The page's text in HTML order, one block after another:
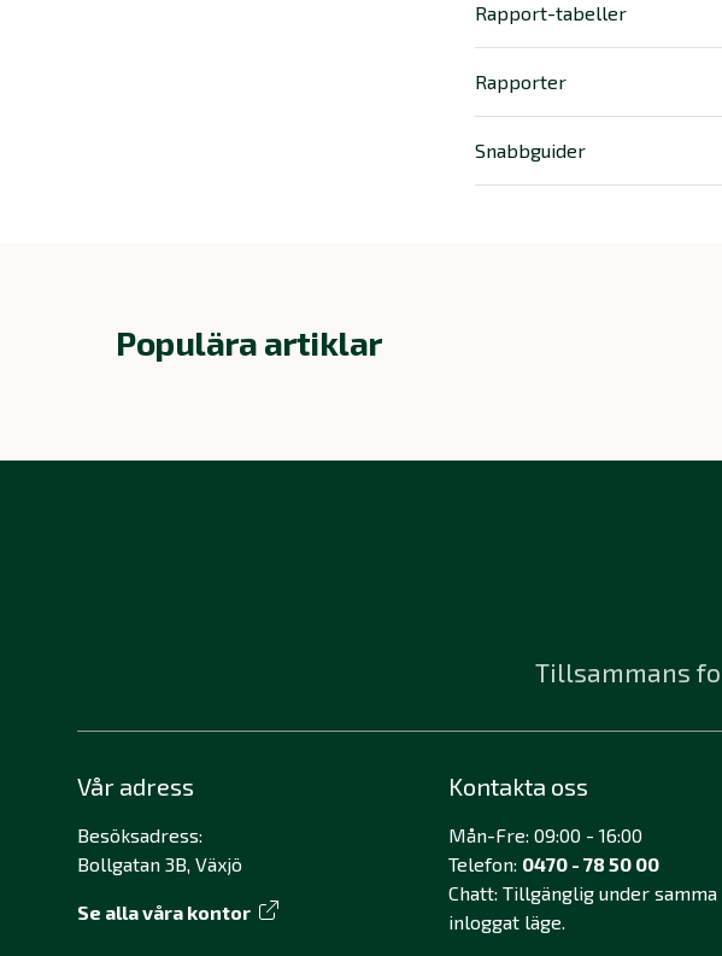
Rapport-tabeller
Rapporter
Snabbguider
Populära artiklar
Tillsammans
Vår adress
Besöksadress:
Bollgatan 3B, Växjö
Se alla våra kontor
Kontakta oss
Mån-Fre: 09:00 - 16:00
Telefon: 0470 - 78 50 00
Chatt: Tillgänglig under
inloggat läge.